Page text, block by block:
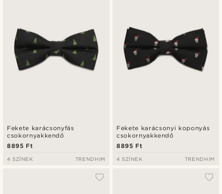
Fekete karácsonyfás
csokornyakkendő
8895 Ft
4 SZÍNEK TRENDHIM
Fekete karácsonyi koponyás
csokornyakkendő
8895 Ft
4 SZÍNEK TRENDHIM